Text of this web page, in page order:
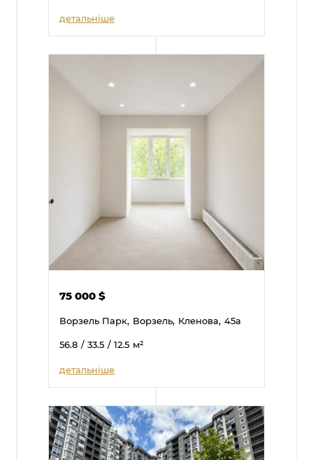
детальніше
75 000$
Ворзель Парк, Ворзель, Кленова, 45а
56.8 / 33.5 / 12.5 м²
детальніше